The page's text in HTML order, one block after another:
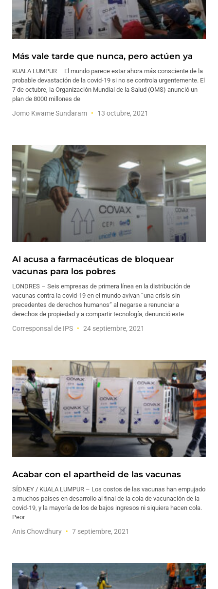
Más vale tarde que nunca, pero actúen ya
KUALA LUMPUR – El mundo parece estar ahora más consciente de la
probable devastación de la covid-19 si no se controla urgentemente. El
7 de octubre, la Organización Mundial de la Salud (OMS) anunció un
plan de 8000 millones de
Jomo Kwame Sundaram 13 octubre, 2021
AI acusa a farmacéuticas de bloquear
vacunas para los pobres
LONDRES – Seis empresas de primera línea en la distribución de
vacunas contra la covid-19 en el mundo avivan “una crisis sin
precedentes de derechos humanos” al negarse a renunciar a
derechos de propiedad y a compartir tecnología, denunció este
Corresponsal de IPS 24 septiembre, 2021
Acabar con el apartheid de las vacunas
SÍDNEY / KUALA LUMPUR – Los costos de las vacunas han empujado
a muchos países en desarrollo al final de la cola de vacunación de la
covid-19, y la mayoría de los de bajos ingresos ni siquiera hacen cola.
Peor
Anis Chowdhury 7 septiembre, 2021